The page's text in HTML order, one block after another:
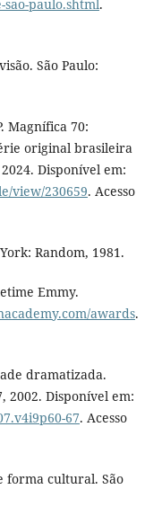
paulo.shtml.
São Paulo:
Magnífica 70:
original brasileira
Disponível em:
view/230659. Acesso
Random, 1981.
Emmy.
awards.
dramatizada.
2002. Disponível em:
67. Acesso
forma cultural. São